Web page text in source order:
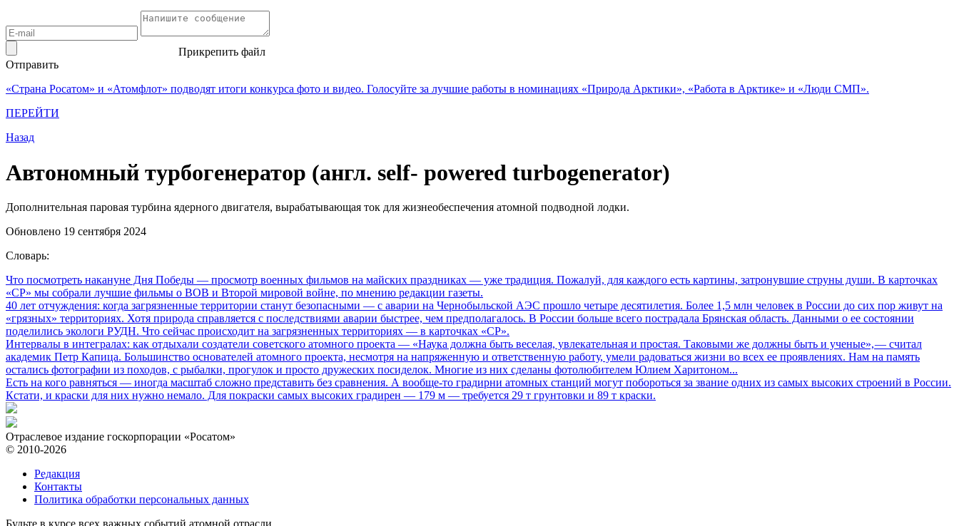
Прикрепить файл
Отправить
«Страна Росатом» и «Атомфлот» подводят итоги конкурса фото и видео. Голосуйте за лучшие работы в номинациях «Природа Арктики», «Работа в Арктике» и «Люди СМП».
ПЕРЕЙТИ
Назад
Автономный турбогенератор (англ. self- powered turbogenerator)
Дополнительная паровая турбина ядерного двигателя, вырабатывающая ток для жизнеобеспечения атомной подводной лодки.
Обновлено 19 сентября 2024
Словарь:
Что посмотреть накануне Дня Победы — просмотр военных фильмов на майских праздниках — уже традиция. Пожалуй, для каждого есть картины, затронувшие струны души. В карточках
«СР» мы собрали лучшие фильмы о ВОВ и Второй мировой войне, по мнению редакции газеты.
40 лет отчуждения: когда загрязненные территории станут безопасными — с аварии на Чернобыльской АЭС прошло четыре десятилетия. Более 1,5 млн человек в России до сих пор живут на
«грязных» территориях. Хотя природа справляется с последствиями аварии быстрее, чем предполагалось. В России больше всего пострадала Брянская область. Данными о ее состоянии
поделились экологи РУДН. Что сейчас происходит на загрязненных территориях — в карточках «СР».
Интервалы в интегралах: как отдыхали создатели советского атомного проекта — «Наука должна быть веселая, увлекательная и простая. Таковыми же должны быть и ученые», — считал
академик Петр Капица. Большинство основателей атомного проекта, несмотря на напряженную и ответственную работу, умели радоваться жизни во всех ее проявлениях. Нам на память
остались фотографии из походов, с рыбалки, прогулок и просто дружеских посиделок. Многие из них сделаны фотолюбителем Юлием Харитоном...
Есть на кого равняться — иногда масштаб сложно представить без сравнения. А вообще-то градирни атомных станций могут побороться за звание одних из самых высоких строений в России.
Кстати, и краски для них нужно немало. Для покраски самых высоких градирен — 179 м — требуется 29 т грунтовки и 89 т краски.
Отраслевое издание госкорпорации «Росатом»
© 2010-2026
Редакция
Контакты
Политика обработки персональных данных